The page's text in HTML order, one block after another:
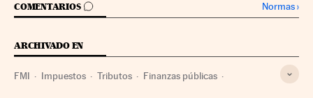
COMENTARIOS
IR A LOS COMENTARIOS Normas›
ARCHIVADO EN
FMI Impuestos Tributos Finanzas públicas